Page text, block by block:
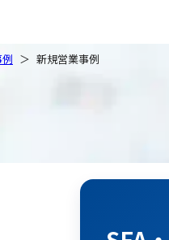
新規営業事例